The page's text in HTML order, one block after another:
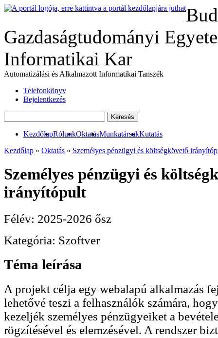
Gazdaságtudományi
Informatikai Kar
Automatizálási és Alkalmazott Informatikai Tanszék
Telefonkönyv
Bejelentkezés
KezdőlapRólunkOktatásMunkatársakKutatás
Kezdőlap » Oktatás » Személyes pénzügyi és költségkövető
Személyes pénzügyi és
irányítópult
Félév: 2025-2026 ősz
Kategória: Szoftver
Téma leírása
A projekt célja egy webalapú alkalmazás
lehetővé teszi a felhasználók számára,
kezeljék személyes pénzügyeiket a
rögzítésével és elemzésével. A rendszer